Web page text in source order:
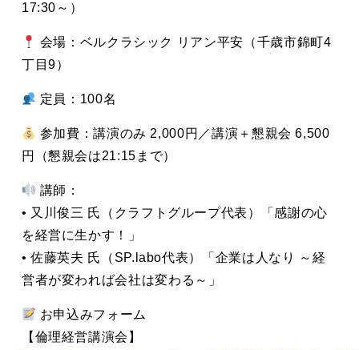
17:30～）
会場：ベルクラシック リアン平安（千歳市錦町4
丁目9）
定員：100名
参加費：講演のみ 2,000円／講演＋懇親会 6,500
円（懇親会は21:15まで）
講師：
• 又川俊三 氏（クラフトグループ代表）「感謝の心
を経営に生かす！」
• 佐藤英夫 氏（SP.labo代表）「企業は人なり ～経
営者が変われば会社は変わる～」
お申込みフォーム
【倫理経営講演会】